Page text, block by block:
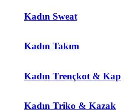
Kadın Sweat
Kadın Takım
Kadın Trençkot & Kap
Kadın Triko & Kazak